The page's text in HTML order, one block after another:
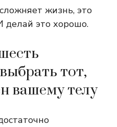
жизнь, это
делай это хорошо.
тот,
вашему телу